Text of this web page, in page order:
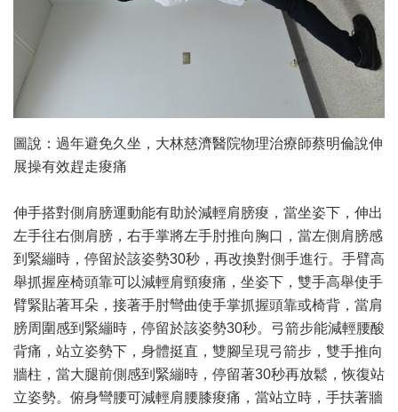
圖說：過年避免久坐，大林慈濟醫院物理治療師蔡明倫說伸
展操有效趕走痠痛
伸手搭對側肩膀運動能有助於減輕肩膀痠，當坐姿下，伸出
左手往右側肩膀，右手掌將左手肘推向胸口，當左側肩膀感
到緊繃時，停留於該姿勢30秒，再改換對側手進行。手臂高
舉抓握座椅頭靠可以減輕肩頸痠痛，坐姿下，雙手高舉使手
臂緊貼著耳朵，接著手肘彎曲使手掌抓握頭靠或椅背，當肩
膀周圍感到緊繃時，停留於該姿勢30秒。弓箭步能減輕腰酸
背痛，站立姿勢下，身體挺直，雙腳呈現弓箭步，雙手推向
牆柱，當大腿前側感到緊繃時，停留著30秒再放鬆，恢復站
立姿勢。俯身彎腰可減輕肩腰膝痠痛，當站立時，手扶著牆